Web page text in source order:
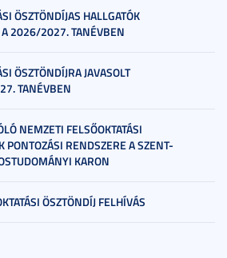
ÖSZTÖNDÍJAS HALLGATÓK
A 2026/2027. TANÉVBEN
ÖSZTÖNDÍJRA JAVASOLT
TANÉVBEN
NEMZETI FELSŐOKTATÁSI
PONTOZÁSI RENDSZERE A SZENT-
KARON
ÖSZTÖNDÍJ FELHÍVÁS